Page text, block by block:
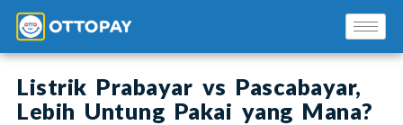
Listrik Prabayar vs Pascabayar,
Lebih Untung Pakai yang Mana?